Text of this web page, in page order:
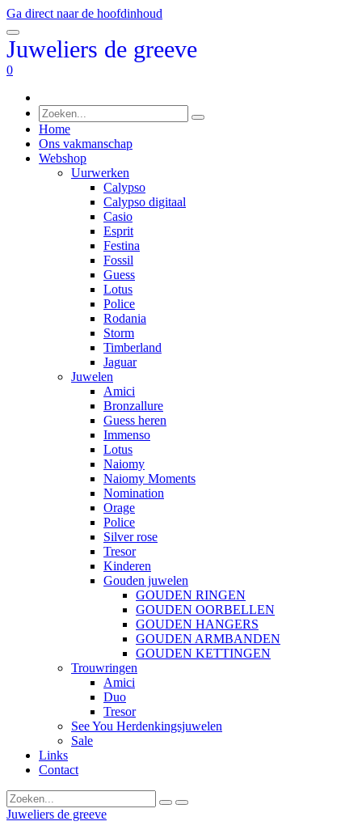
Ga direct naar de hoofdinhoud
Juweliers de greeve
0
Home
Ons vakmanschap
Webshop
Uurwerken
Calypso
Calypso digitaal
Casio
Esprit
Festina
Fossil
Guess
Lotus
Police
Rodania
Storm
Timberland
Jaguar
Juwelen
Amici
Bronzallure
Guess heren
Immenso
Lotus
Naiomy
Naiomy Moments
Nomination
Orage
Police
Silver rose
Tresor
Kinderen
Gouden juwelen
GOUDEN RINGEN
GOUDEN OORBELLEN
GOUDEN HANGERS
GOUDEN ARMBANDEN
GOUDEN KETTINGEN
Trouwringen
Amici
Duo
Tresor
See You Herdenkingsjuwelen
Sale
Links
Contact
Juweliers de greeve